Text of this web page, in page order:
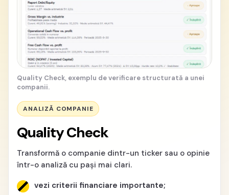
Quality Check, exemplu de verificare structurată a unei
companii.
ANALIZĂ COMPANIE
Quality Check
Transformă o companie dintr-un ticker sau o opinie
într-o analiză cu pași mai clari.
vezi criterii financiare importante;